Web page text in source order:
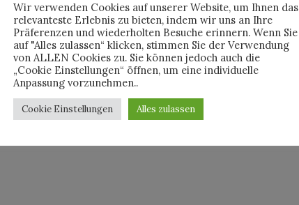
Wir verwenden Cookies auf unserer Website, um Ihnen das
relevanteste Erlebnis zu bieten, indem wir uns an Ihre
Präferenzen und wiederholten Besuche erinnern. Wenn Sie
auf "Alles zulassen“ klicken, stimmen Sie der Verwendung
von ALLEN Cookies zu. Sie können jedoch auch die
„Cookie Einstellungen“ öffnen, um eine individuelle
Anpassung vorzunehmen..
Cookie Einstellungen Alles zulassen